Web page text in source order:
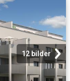
12 bilder